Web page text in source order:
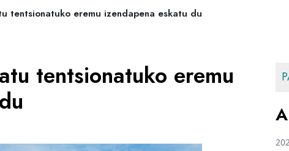
tentsionatuko eremu izendapena eskatu du
tentsionatuko eremu